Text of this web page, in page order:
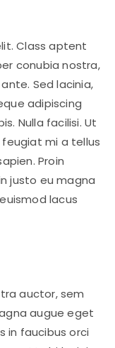
Class aptent
conubia nostra,
Sed lacinia,
adipiscing
Nulla facilisi. Ut
feugiat mi a tellus
Proin
justo eu magna
lacus
auctor, sem
augue eget
in faucibus orci